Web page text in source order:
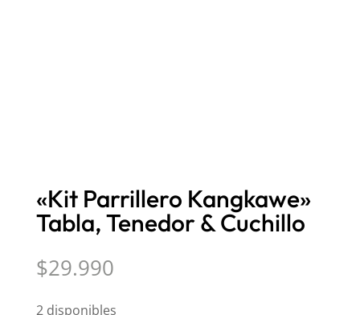
«Kit Parrillero Kangkawe»
Tabla, Tenedor & Cuchillo
$29.990
2 disponibles